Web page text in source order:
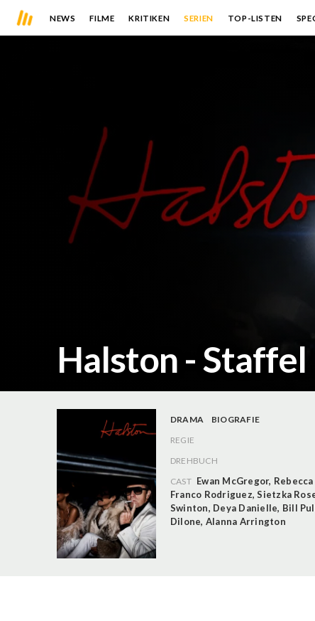
NEWS FILME KRITIKEN SERIEN TOP-LISTEN
Halston - Staffel
DRAMA
BIOGRAFIE
REGIE
DREHBUCH
CAST Ewan McGregor,
Franco Rodriguez,Sietzka
Swinton, Deya Danielle, Bill
Dilone, Alanna Arrington